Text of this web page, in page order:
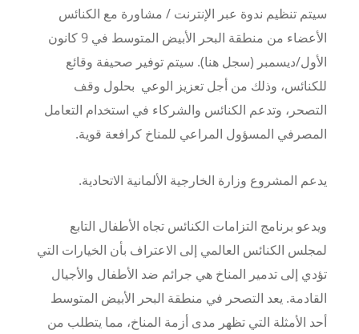
سيتم تنظيم ندوة عبر الإنترنت / مشاورة مع الكنائس
الأعضاء من منطقة البحر الأبيض المتوسط في 9 كانون
الأول/ديسمبر (سجل هنا). سيتم توفير صحيفة وقائع
للكنائس، وذلك من أجل تعزيز الوعي بحلول وقف
التصحر، وتدعم الكنائس والشركاء في استخدام التعامل
المصرفي المسؤول المراعي للمناخ كرافعة قوية.
يدعم المشروع وزارة الخارجية الألمانية الاتحادية.
ويدعو برنامج التزامات الكنائس تجاه الأطفال التابع
لمجلس الكنائس العالمي إلى الاعتراف بأن الخيارات التي
تؤدي إلى تدمير المناخ هي جرائم ضد الأطفال والأجيال
القادمة. يعد التصحر في منطقة البحر الأبيض المتوسط
أحد الأمثلة التي تظهر مدى أزمة المناخ، مما يتطلب من